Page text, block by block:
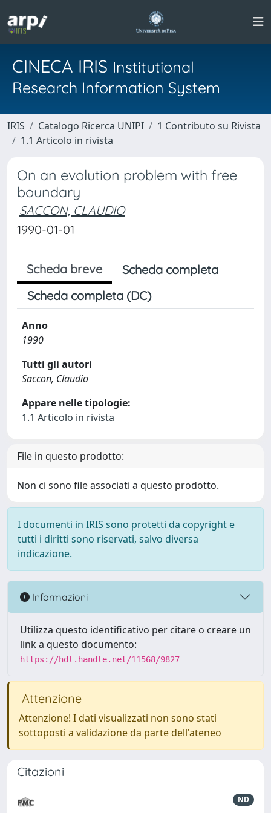
CINECA IRIS Institutional
Research Information System
IRIS Catalogo Ricerca UNIPI
1 Contributo su Rivista
1.1 Articolo in rivista
On an evolution problem with free
boundary
SACCON, CLAUDIO
1990-01-01
Scheda breve
Scheda completa
Scheda completa (DC)
Anno
1990
Tutti gli autori
Saccon, Claudio
Appare nelle tipologie:
1.1 Articolo in rivista
File in questo prodotto:
Non ci sono file associati a questo prodotto.
I documenti in IRIS sono protetti da copyright e
tutti i diritti sono riservati, salvo diversa
indicazione.
Informazioni
Utilizza questo identificativo per citare o creare un
link a questo documento:
https://hdl.handle.net/11568/9827
Attenzione
Attenzione! I dati visualizzati non sono stati
sottoposti a validazione da parte dell'ateneo
Citazioni
ND